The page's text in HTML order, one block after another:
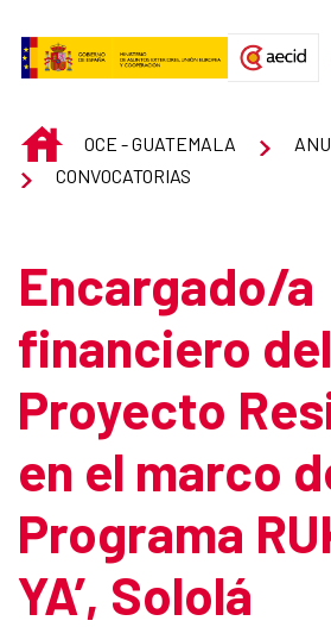
INICIOOCE - GUATEMALA
CONVOCATORIAS
Encargado/a
financiero del
Proyecto
en el marco
Programa
YA’, Sololá